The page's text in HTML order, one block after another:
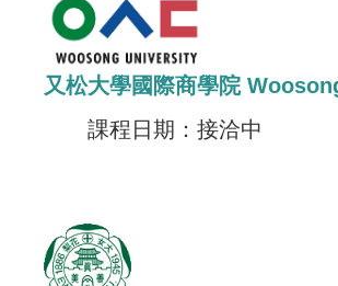
又松大學國際商學院
課程日期：接洽中